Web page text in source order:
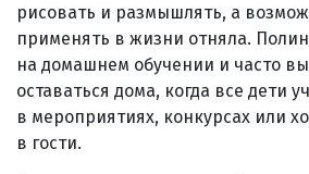
рисовать и размышлять, а
применять в жизни отняла.
на домашнем обучении и часто
оставаться дома, когда все дети
в мероприятиях, конкурсах или
в гости.